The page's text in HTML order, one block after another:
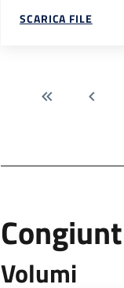
SCARICA FILE
Volumi